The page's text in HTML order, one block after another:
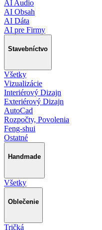
AI Audio
AI Obsah
AI Dáta
AI pre Firmy
Stavebníctvo
Všetky
Vizualizácie
Interiérový Dizajn
Exteriérový Dizajn
AutoCad
Rozpočty, Povolenia
Feng-shui
Ostatné
Handmade
Všetky
Oblečenie
Tričká